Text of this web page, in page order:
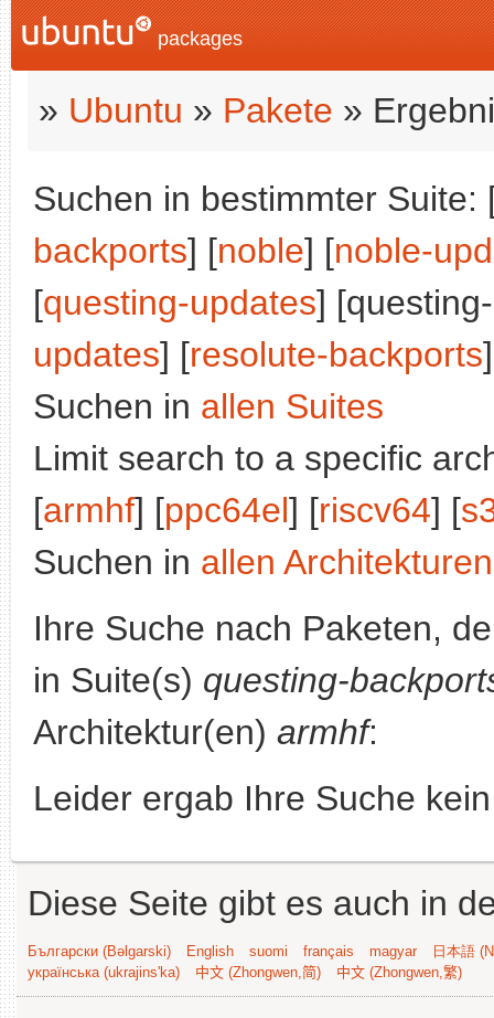
packages
» Ubuntu » Pakete »
Suchen in bestimmter Suite:
backports] [noble] [noble-
[questing-updates]
updates] [resolute-backports
Suchen in allen Suites
Limit search to a specific
[armhf] [ppc64el] [riscv64] [
Suchen in allen Architekturen
Ihre Suche nach Paketen,
in Suite(s) questing-
Architektur(en) armhf:
Leider ergab Ihre Suche
Diese Seite gibt es auch in
Български (Bəlgarski) English suomi français magyar
日本語
українська (ukrajins'ka)
中文 (Zhongwen,简) 中文 (Zhongwen,繁)